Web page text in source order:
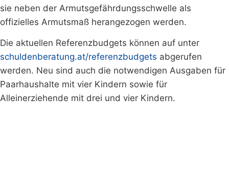
sie neben der Armutsgefährdungsschwelle als
offizielles Armutsmaß herangezogen werden.
Die aktuellen Referenzbudgets können auf unter
schuldenberatung.at/referenzbudgets abgerufen
werden. Neu sind auch die notwendigen Ausgaben für
Paarhaushalte mit vier Kindern sowie für
Alleinerziehende mit drei und vier Kindern.